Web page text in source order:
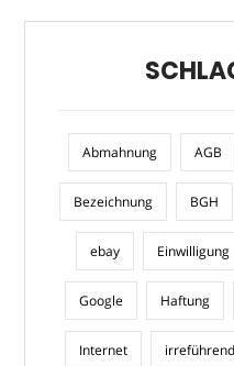
Abmahnung AGB
Bezeichnung BGH
ebay Einwilligung
Google Haftung
Internet